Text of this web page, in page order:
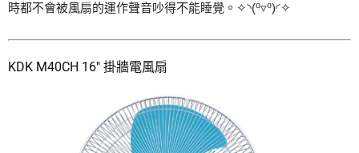
時都不會被風扇的運作聲音吵得不能睡覺。✧◝(⁰▿⁰)◜✧
KDK M40CH 16″ 掛牆電風扇